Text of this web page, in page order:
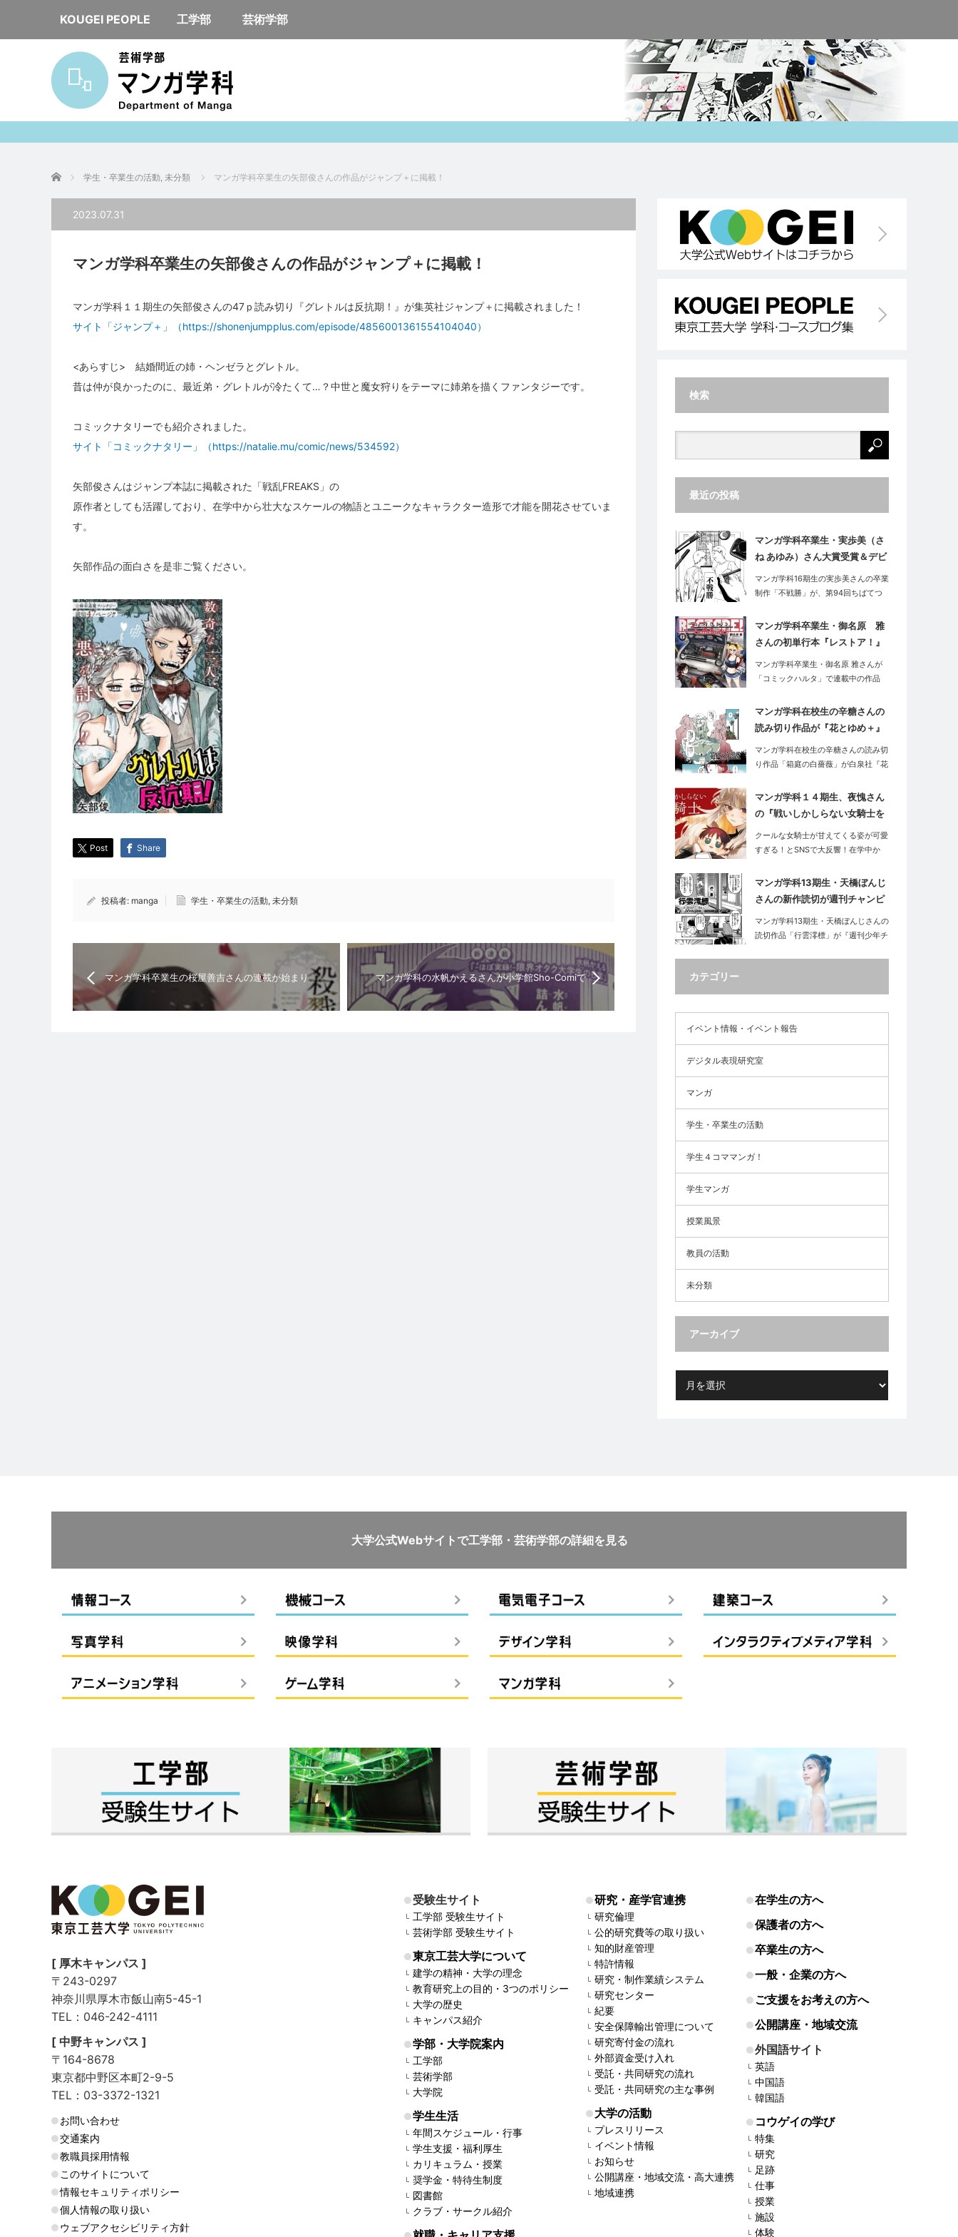
KOUGEI PEOPLE 工学部 芸術学部
ホーム 学生・卒業生の活動, 未分類 マンガ学科卒業生の矢部俊さんの作品がジャンプ＋に掲載！
2023.07.31
マンガ学科卒業生の矢部俊さんの作品がジャンプ＋に掲載！
マンガ学科１１期生の矢部俊さんの47ｐ読み切り『グレトルは反抗期！』が集英社ジャンプ＋に掲載されました！
サイト「ジャンプ＋」（https://shonenjumpplus.com/episode/4856001361554104040）
<あらすじ> 結婚間近の姉・ヘンゼラとグレトル。
昔は仲が良かったのに、最近弟・グレトルが冷たくて…？中世と魔女狩りをテーマに姉弟を描くファンタジーです。
コミックナタリーでも紹介されました。
サイト「コミックナタリー」（https://natalie.mu/comic/news/534592）
矢部俊さんはジャンプ本誌に掲載された「戦乱FREAKS」の
原作者としても活躍しており、在学中から壮大なスケールの物語とユニークなキャラクター造形で才能を開花させていま
す。
矢部作品の面白さを是非ご覧ください。
Post Share
投稿者: manga 学生・卒業生の活動, 未分類
マンガ学科卒業生の桜屋善吉さんの連載が始まり
ました。
マンガ学科の水帆かえるさんが小学館Sho-Comiで
連載開始！
検索
最近の投稿
マンガ学科卒業生・実歩美（さ
ね あゆみ）さん大賞受賞＆デビ
マンガ学科16期生の実歩美さんの卒業
制作「不戦勝」が、第94回ちばてつ
マンガ学科卒業生・御名原 雅
さんの初単行本『レストア！』
が好評発売中です！
マンガ学科卒業生・御名原 雅さんが
「コミックハルタ」で連載中の作品
マンガ学科在校生の辛糖さんの
読み切り作品が『花とゆめ＋』
に掲載されました！
マンガ学科在校生の辛糖さんの読み切
り作品「箱庭の白薔薇」が白泉社『花
マンガ学科１４期生、夜愧さん
の『戦いしかしらない女騎士を
甘やかし続けた』が、コミス
マ・GANMA!で好評連載中で
クールな女騎士が甘えてくる姿が可愛
すぎる！とSNSで大反響！在学中か
マンガ学科13期生・天橋ぼんじ
さんの新作読切が週刊チャンピ
オンに掲載！
マンガ学科13期生・天橋ぼんじさんの
読切作品「行雲澪標」が『週刊少年チ
カテゴリー
イベント情報・イベント報告
デジタル表現研究室
マンガ
学生・卒業生の活動
学生４コママンガ！
学生マンガ
授業風景
教員の活動
未分類
アーカイブ
大学公式Webサイトで工学部・芸術学部の詳細を見る
[ 厚木キャンパス ]
〒243-0297
神奈川県厚木市飯山南5-45-1
TEL：046-242-4111
[ 中野キャンパス ]
〒164-8678
東京都中野区本町2-9-5
TEL：03-3372-1321
お問い合わせ
交通案内
教職員採用情報
このサイトについて
情報セキュリティポリシー
個人情報の取り扱い
ウェブアクセシビリティ方針
受験生サイト
工学部 受験生サイト
芸術学部 受験生サイト
東京工芸大学について
建学の精神・大学の理念
教育研究上の目的・3つのポリシー
大学の歴史
キャンパス紹介
学部・大学院案内
工学部
芸術学部
大学院
学生生活
年間スケジュール・行事
学生支援・福利厚生
カリキュラム・授業
奨学金・特待生制度
図書館
クラブ・サークル紹介
研究・産学官連携
研究倫理
公的研究費等の取り扱い
知的財産管理
特許情報
研究・制作業績システム
研究センター
紀要
安全保障輸出管理について
研究寄付金の流れ
外部資金受け入れ
受託・共同研究の流れ
受託・共同研究の主な事例
大学の活動
プレスリリース
イベント情報
お知らせ
公開講座・地域交流・高大連携
地域連携
在学生の方へ
保護者の方へ
卒業生の方へ
一般・企業の方へ
ご支援をお考えの方へ
公開講座・地域交流
外国語サイト
英語
中国語
韓国語
コウゲイの学び
特集
研究
足跡
仕事
授業
施設
体験